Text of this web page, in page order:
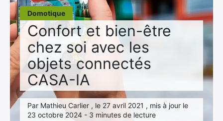
Domotique
Confort et bien-être
chez soi avec les
objets connectés
CASA-IA
Par Mathieu Carlier , le 27 avril 2021 , mis à jour le
23 octobre 2024 - 3 minutes de lecture